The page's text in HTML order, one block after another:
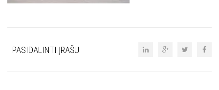
PASIDALINTI ĮRAŠU